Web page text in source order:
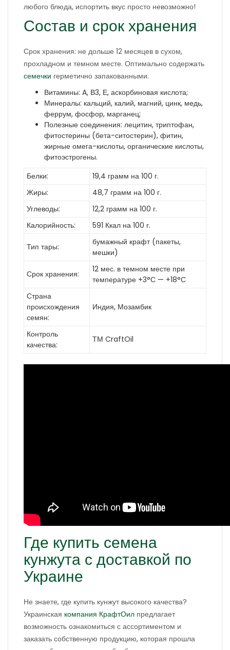
любого блюда, испортить вкус просто невозможно!
Состав и срок хранения
Срок хранения: не дольше 12 месяцев в сухом,
прохладном и темном месте. Оптимально содержать
семечки герметично запакованными.
Витамины: A, В3, Е, аскорбиновая кислота;
Минералы: кальций, калий, магний, цинк, медь,
феррум, фосфор, марганец;
Полезные соединения: лецитин, триптофан,
фитостерины (бета-ситостерин), фитин,
жирные омега-кислоты, органические кислоты,
фитоэстрогены.
Белки:
19,4 грамм на 100 г.
Жиры:
48,7 грамм на 100 г.
Углеводы:
12,2 грамм на 100 г.
Калорийность:
591 Ккал на 100 г.
Тип тары:
бумажный крафт (пакеты,
мешки)
Срок хранения:
12 мес. в темном месте при
температуре +3°С — +18°С
Страна
происхождения
семян:
Индия, Мозамбик
Контроль
качества:
ТМ CraftOil
Где купить семена
кунжута с доставкой по
Украине
Не знаете, где купить кунжут высокого качества?
Украинская компания КрафтОил предлагает
возможность ознакомиться с ассортиментом и
заказать собственную продукцию, которая прошла